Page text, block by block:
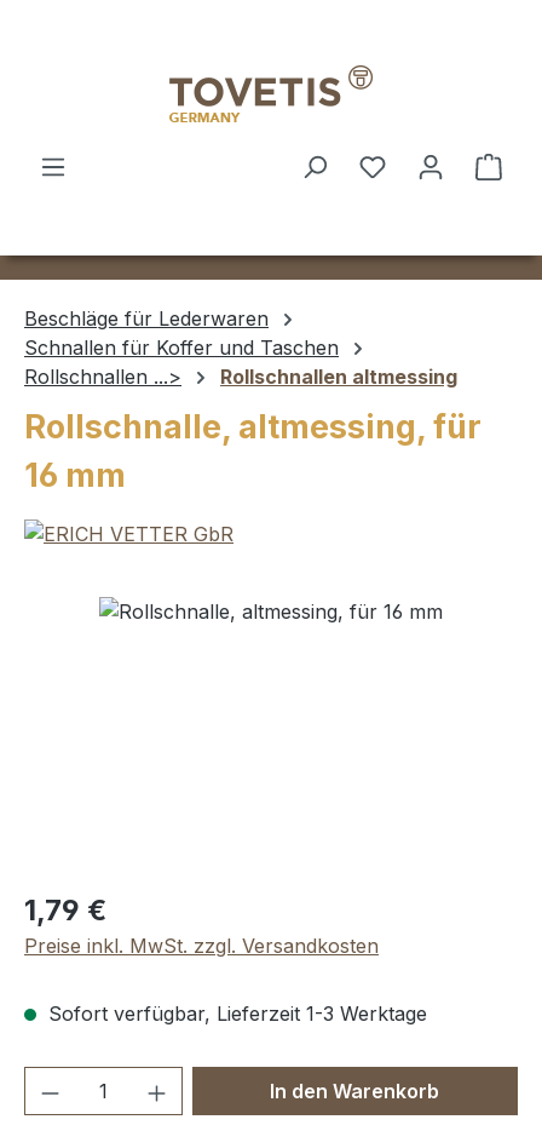
Beschläge für Lederwaren
Schnallen für Koffer und Taschen
Rollschnallen ...>
Rollschnallen altmessing
Rollschnalle, altmessing, für
16 mm
Bildergalerie überspringen
Regulärer Preis:
1,79 €
Preise inkl. MwSt. zzgl. Versandkosten
Sofort verfügbar, Lieferzeit 1-3 Werktage
Produkt Anzahl: Gib denIn den Warenkorb